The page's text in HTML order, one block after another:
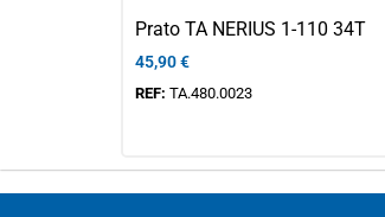
Prato TA NERIUS 1-110 34T
45,90€
REF: TA.480.0023